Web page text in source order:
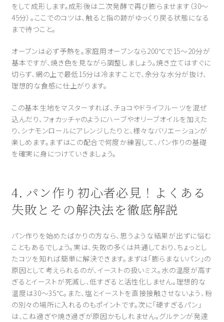
をして成形します。成形後は二次発酵で再び膨らませます（30〜
45分）。ここでのコツは、触ると指の跡がゆっくり戻る状態になる
まで待つこと。
オーブンは必ず予熱を。家庭用オーブンなら200℃で15〜20分が
基本ですが、焼き色を見ながら調整しましょう。焼き立てはすぐに
切らず、網の上で最低15分は冷ますことで、余分な水分が抜け、
理想的な食感に仕上がります。
この基本生地をマスターすれば、チョコやドライフルーツを混ぜ
込んだり、フォカッチャのようにハーブやオリーブオイルを加えた
り、シナモンロールにアレンジしたりと、様々なバリエーションが
楽しめます。まずはこの配合で何度か練習して、パン作りの基礎
を確実に身につけていきましょう。
4. パン作り初心者必見！よくある
失敗とその解決法を徹底解説
パン作りを始めたばかりの方なら、思うような結果が出ずに悩む
こともあるでしょう。実は、失敗の多くは共通しており、ちょっとし
たコツを知れば簡単に解決できます。まずは「膨らまないパン」の
原因として考えられるのが、イーストの扱いミス。水の温度が高す
ぎるとイーストが死滅し、低すぎると活性化しません。理想的な
温度は30〜35℃。また、塩とイーストを直接接触させないよう、粉
の別々の場所に入れるのもポイントです。次に「硬すぎるパン」
は、こね過ぎや焼き過ぎが原因かもしれません。グルテンが発達